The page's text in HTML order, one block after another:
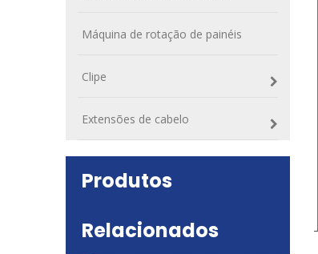
Máquina de rotação de painéis
Clipe
Extensões de cabelo
Produtos
Relacionados